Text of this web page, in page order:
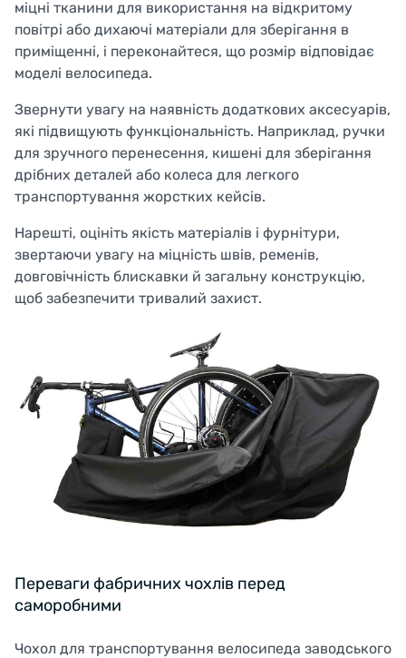
міцні тканини для використання на відкритому
повітрі або дихаючі матеріали для зберігання в
приміщенні, і переконайтеся, що розмір відповідає
моделі велосипеда.
Звернути увагу на наявність додаткових аксесуарів,
які підвищують функціональність. Наприклад, ручки
для зручного перенесення, кишені для зберігання
дрібних деталей або колеса для легкого
транспортування жорстких кейсів.
Нарешті, оцініть якість матеріалів і фурнітури,
звертаючи увагу на міцність швів, ременів,
довговічність блискавки й загальну конструкцію,
щоб забезпечити тривалий захист.
Переваги фабричних чохлів перед
саморобними
Чохол для транспортування велосипеда заводського